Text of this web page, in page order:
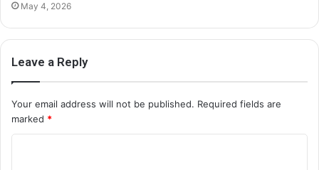
May 4, 2026
Leave a Reply
Your email address will not be published. Required fields are
marked *